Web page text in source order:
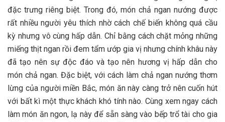
đặc trưng riêng biệt. Trong đó, món chả ngan nướng được
rất nhiều người yêu thích nhờ cách chế biến không quá cầu
kỳ nhưng vô cùng hấp dẫn. Chỉ bằng cách chặt mỏng những
miếng thịt ngan rồi đem tẩm ướp gia vị nhưng chính khâu này
đã tạo nên sự độc đáo và tạo nên hương vị hấp dẫn cho
món chả ngan. Đặc biệt, với cách làm chả ngan nướng thơm
lừng của người miền Bắc, món ăn này càng trở nên cuốn hút
với bất kì một thực khách khó tính nào. Cùng xem ngay cách
làm món ăn ngon, lạ này để sẵn sàng vào bếp trổ tài cho gia